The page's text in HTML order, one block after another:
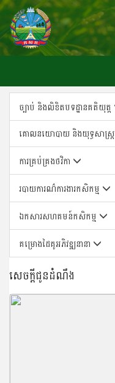
ច្បាប់ និងលិខិតបទដ្ឋានគតិយុត្ត
គោលន​យោបាយ និង​យុទ្ធសា​ស្ត្រ
ការគ្រប់គ្រងថវិកា
របាយការណ៌ការងារកសិកម្ម
ឯកសារសហគមន៍កសិកម្ម
គម្រោងដៃគូអភិវឌ្ឍនានា
សេចក្តីជូនដំណឹង